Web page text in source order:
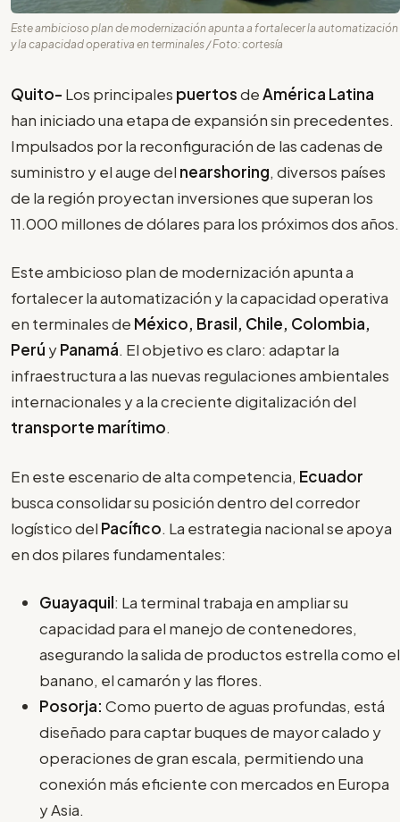
Este ambicioso plan de modernización apunta a fortalecer la automatización
y la capacidad operativa en terminales / Foto: cortesía
Quito- Los principales puertosdeAmérica Latina
han iniciado una etapa de expansión sin precedentes.
Impulsados por la reconfiguración de las cadenas de
suministro y el auge del nearshoring, diversos países
de la región proyectan inversiones que superan los
11.000 millones de dólares para los próximos dos años.
Este ambicioso plan de modernización apunta a
fortalecer la automatización y la capacidad operativa
en terminales de México, Brasil, Chile, Colombia,
Perú yPanamá. El objetivo es claro: adaptar la
infraestructura a las nuevas regulaciones ambientales
internacionales y a la creciente digitalización del
transporte marítimo.
En este escenario de alta competencia, Ecuador
busca consolidar su posición dentro del corredor
logístico del Pacífico. La estrategia nacional se apoya
en dos pilares fundamentales:
Guayaquil: La terminal trabaja en ampliar su
capacidad para el manejo de contenedores,
asegurando la salida de productos estrella como el
banano, el camarón y las flores.
Posorja: Como puerto de aguas profundas, está
diseñado para captar buques de mayor calado y
operaciones de gran escala, permitiendo una
conexión más eficiente con mercados en Europa
y Asia.